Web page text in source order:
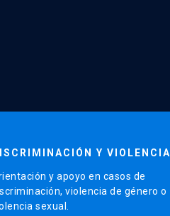
Y VIOLENCIA
y apoyo en casos de
violencia de género o
sexual.